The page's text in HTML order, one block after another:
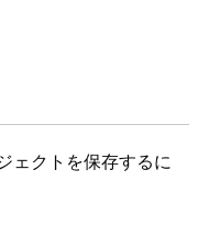
ェクトを保存するに